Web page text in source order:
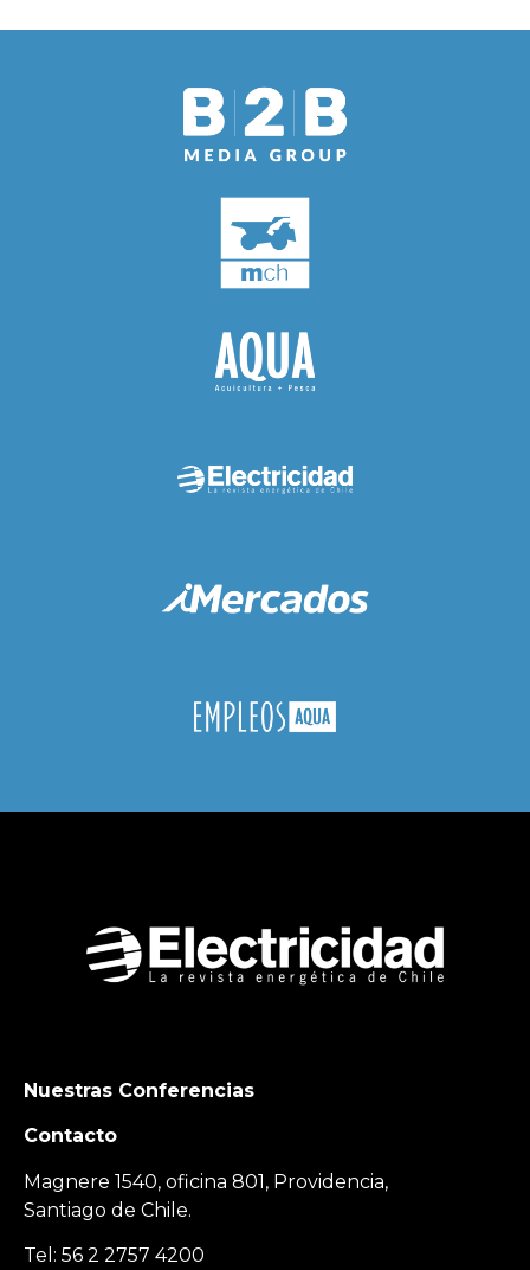
Nuestras Conferencias
Contacto
Magnere 1540, oficina 801, Providencia,
Santiago de Chile.
Tel: 56 2 2757 4200